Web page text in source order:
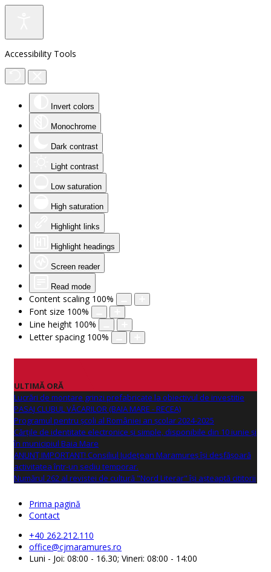
Accessibility Tools
Invert colors
Monochrome
Dark contrast
Light contrast
Low saturation
High saturation
Highlight links
Highlight headings
Screen reader
Read mode
Content scaling 100%
Font size 100%
Line height 100%
Letter spacing 100%
ULTIMĂ ORĂ
Lucrări de montare grinzi prefabricate la obiectivul de investitie
PASAJ CLUBUL VĂCARILOR (BAIA MARE - RECEA)
Programul pentru școli al României an școlar 2024-2025
Cărțile de identitate electronice și simple, disponibile din 10 iunie și
în municipiul Baia Mare
ANUNŢ IMPORTANT! Consiliul Județean Maramureș își desfășoară
activitatea într-un sediu temporar.
Numărul 262 al revistei de cultură "Nord Literar" își așteaptă cititorii
Prima pagină
Contact
+40 262.212.110
office@cjmaramures.ro
Luni - Joi: 08:00 - 16.30; Vineri: 08:00 - 14:00